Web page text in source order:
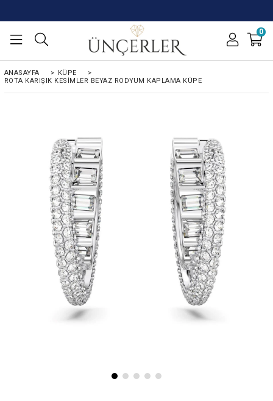
0
ANASAYFA > KÜPE
>
ROTA KARIŞIK KESIMLER BEYAZ RODYUM KAPLAMA KÜPE